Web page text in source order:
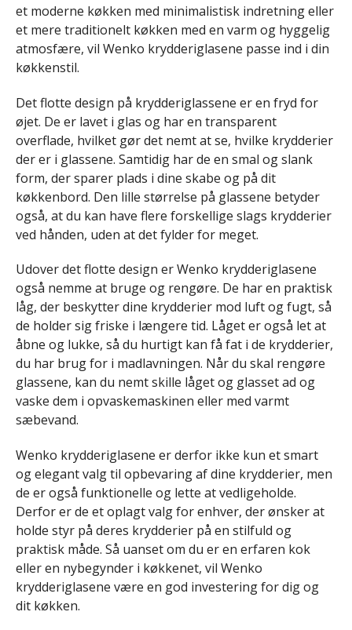
et moderne køkken med minimalistisk indretning eller
et mere traditionelt køkken med en varm og hyggelig
atmosfære, vil Wenko krydderiglasene passe ind i din
køkkenstil.
Det flotte design på krydderiglassene er en fryd for
øjet. De er lavet i glas og har en transparent
overflade, hvilket gør det nemt at se, hvilke krydderier
der er i glassene. Samtidig har de en smal og slank
form, der sparer plads i dine skabe og på dit
køkkenbord. Den lille størrelse på glassene betyder
også, at du kan have flere forskellige slags krydderier
ved hånden, uden at det fylder for meget.
Udover det flotte design er Wenko krydderiglasene
også nemme at bruge og rengøre. De har en praktisk
låg, der beskytter dine krydderier mod luft og fugt, så
de holder sig friske i længere tid. Låget er også let at
åbne og lukke, så du hurtigt kan få fat i de krydderier,
du har brug for i madlavningen. Når du skal rengøre
glassene, kan du nemt skille låget og glasset ad og
vaske dem i opvaskemaskinen eller med varmt
sæbevand.
Wenko krydderiglasene er derfor ikke kun et smart
og elegant valg til opbevaring af dine krydderier, men
de er også funktionelle og lette at vedligeholde.
Derfor er de et oplagt valg for enhver, der ønsker at
holde styr på deres krydderier på en stilfuld og
praktisk måde. Så uanset om du er en erfaren kok
eller en nybegynder i køkkenet, vil Wenko
krydderiglasene være en god investering for dig og
dit køkken.